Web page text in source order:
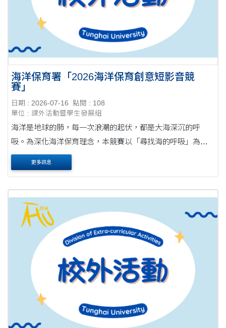
海洋保育署「2026海洋保育創意短影音競
賽」
日期 : 2026-07-16
點閱 : 108
單位 : 課外活動暨學生發展組
海洋是地球的肺，每一次浪潮的起伏，都是大海深沉的呼
吸。為深化海洋保育理念，本競賽以「尋找海的呼吸」為核
心，號召全臺影像創作者透過鏡頭捕捉海洋的律動與希望，
期待以影像媒介點燃大眾對海洋議題的共鳴，....
更多訊息